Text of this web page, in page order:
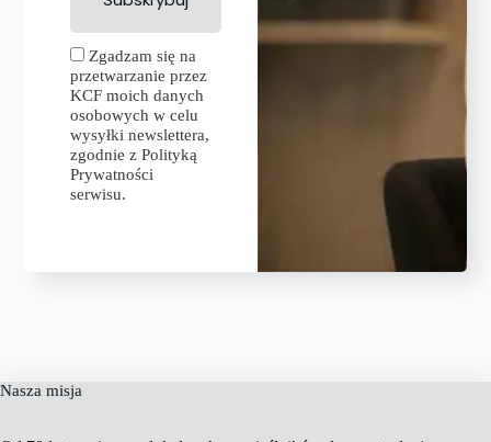
Zgadzam się na
przetwarzanie przez
KCF moich danych
osobowych w celu
wysyłki newslettera,
zgodnie z Polityką
Prywatności
serwisu.
Nasza misja